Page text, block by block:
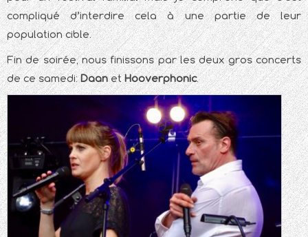
compliqué d’interdire cela à une partie de leur
population cible.
Fin de soirée, nous finissons par les deux gros concerts
de ce samedi:DaanetHooverphonic.